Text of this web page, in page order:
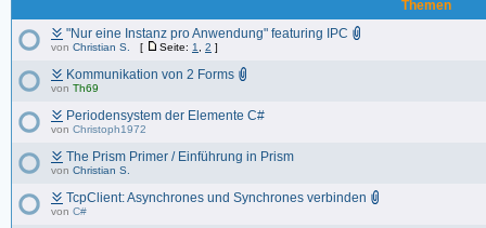
Themen
"Nur eine Instanz pro Anwendung" featuring IPC
von Christian S. [ Seite: 1 2 ]
Kommunikation von 2 Forms
von Th69
Periodensystem der Elemente C#
von Christoph1972
The Prism Primer / Einführung in Prism
von Christian S.
TcpClient: Asynchrones und Synchrones verbinden
von C#